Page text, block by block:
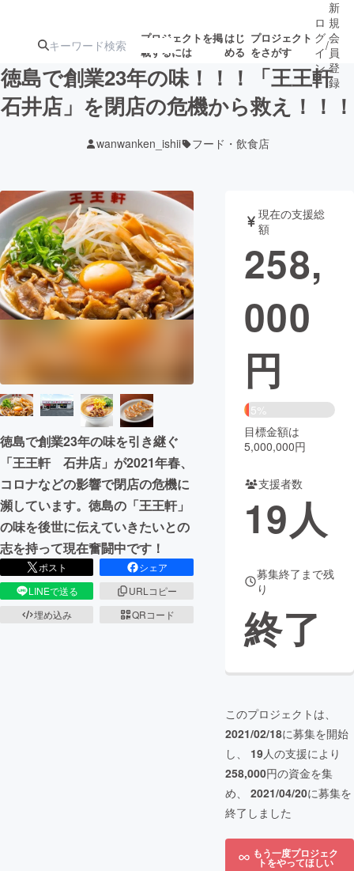
プロジェクトを掲
載するには
はじ
める
プロジェクト
をさがす
ターン
ジェクト
募集終了が近いプ
ロジェクト
アート・写真 音楽
テクノロジー・ガジェット ゲーム・サ
映像・映画
まちづくり・地域活性化
CAMPFIRE for Social Good
CAMPFIRE Creation
CAMPFIREふるさと納税
コミュニティ
ロ
グ
イ
ン
/
新
規
会
員
登
録
徳島で創業23年の味！！！「王王軒
石井店」を閉店の危機から救え！！！
wanwanken_ishii フード・飲食店
徳島で創業23年の味を引き継ぐ
「王王軒 石井店」が2021年春、
コロナなどの影響で閉店の危機に
瀕しています。徳島の「王王軒」
の味を後世に伝えていきたいとの
志を持って現在奮闘中です！
ポスト
シェア
LINEで送る
URLコピー
埋め込み
QRコード
現在の支援総
額
258,
000
円
5%
目標金額は
5,000,000円
支援者数
19人
募集終了まで残
り
終了
このプロジェクトは、
2021/02/18に募集を開始
し、 19人の支援により
258,000円の資金を集
め、 2021/04/20に募集を
終了しました
もう一度プロジェク
トをやってほしい